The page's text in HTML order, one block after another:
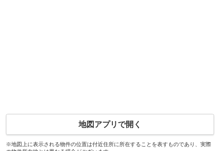
地図アプリで開く
※地図上に表示される物件の位置は付近住所に所在することを表すものであり、実際